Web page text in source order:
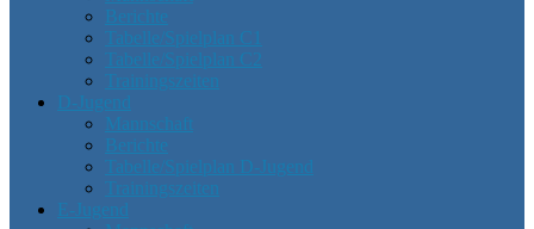
Berichte
Tabelle/Spielplan C1
Tabelle/Spielplan C2
Trainingszeiten
D-Jugend
Mannschaft
Berichte
Tabelle/Spielplan D-Jugend
Trainingszeiten
E-Jugend